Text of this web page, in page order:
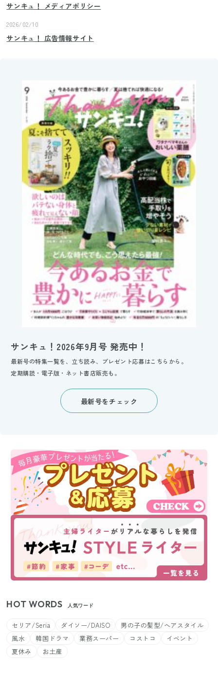
サンキュ！ メディアポリシー
2026/02/10
サンキュ！ 広告情報サイト
サンキュ！2026年9月号 発売中！
最新号の特集一覧を、立ち読み、プレゼント応募はこちらから。
定期購読・電子版・ネット書店販売も。
最新号をチェック
HOT WORDS 人気ワード
セリア/Seria ダイソー/DAISO
男の子の髪型/ヘアスタイル
風水
韓国ドラマ 業務スーパー コストコ
イベント
夏休み
お土産